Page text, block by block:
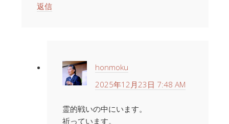
返信
honmoku
2025年12月23日 7:48 AM
霊的戦いの中にいます。
祈っています。